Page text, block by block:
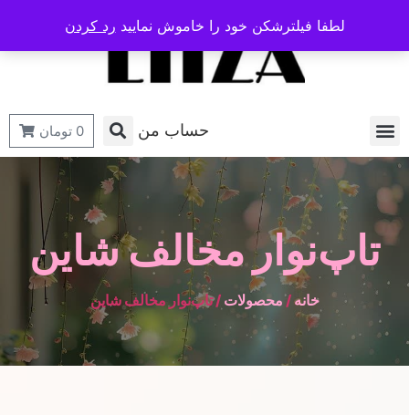
حساب من 0 تومان
تاپ‌نوار مخالف شاین
خانه/محصولات / تاپ‌نوار مخالف شاین
لطفا فیلترشکن خود را خاموش نمایید رد کردن